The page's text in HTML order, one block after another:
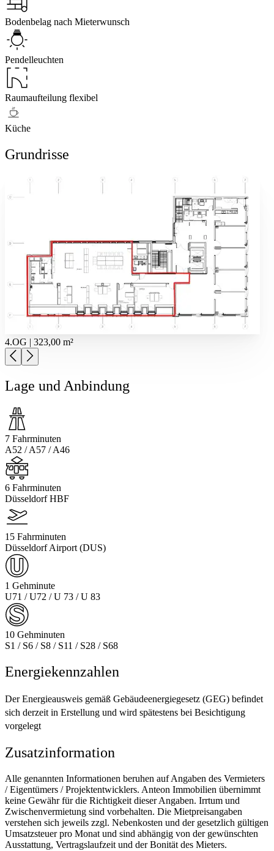
Bodenbelag nach Mieterwunsch
Pendelleuchten
Raumaufteilung flexibel
Küche
Grundrisse
4.OG | 323,00 m²
Lage und Anbindung
7 Fahrminuten
A52 / A57 / A46
6 Fahrminuten
Düsseldorf HBF
15 Fahrminuten
Düsseldorf Airport (DUS)
1 Gehminute
U71 / U72 / U 73 / U 83
10 Gehminuten
S1 / S6 / S8 / S11 / S28 / S68
Energiekennzahlen
Der Energieausweis gemäß Gebäudeenergiegesetz (GEG) befindet
sich derzeit in Erstellung und wird spätestens bei Besichtigung
vorgelegt
Zusatzinformation
Alle genannten Informationen beruhen auf Angaben des Vermieters
/ Eigentümers / Projektentwicklers. Anteon Immobilien übernimmt
keine Gewähr für die Richtigkeit dieser Angaben. Irrtum und
Zwischenvermietung sind vorbehalten. Die Mietpreisangaben
verstehen sich jeweils zzgl. Nebenkosten und der gesetzlich gültigen
Umsatzsteuer pro Monat und sind abhängig von der gewünschten
Ausstattung, Vertragslaufzeit und der Bonität des Mieters.